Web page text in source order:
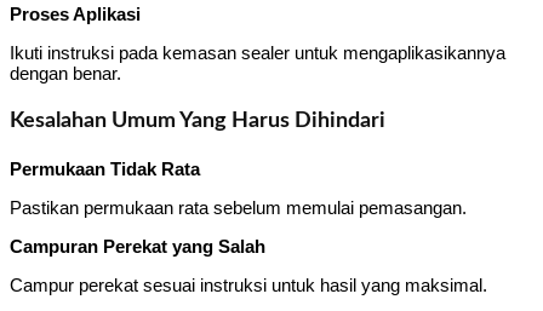
Proses Aplikasi
Ikuti instruksi pada kemasan sealer untuk mengaplikasikannya
dengan benar.
Kesalahan Umum Yang Harus Dihindari
Permukaan Tidak Rata
Pastikan permukaan rata sebelum memulai pemasangan.
Campuran Perekat yang Salah
Campur perekat sesuai instruksi untuk hasil yang maksimal.